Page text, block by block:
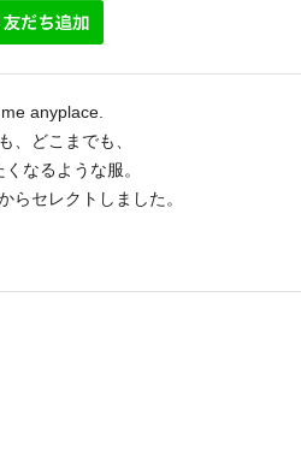
anyplace.
、どこまでも、
なるような服。
らセレクトしました。